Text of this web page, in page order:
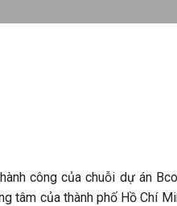
công của chuỗi dự án
tâm của thành phố Hồ Chí